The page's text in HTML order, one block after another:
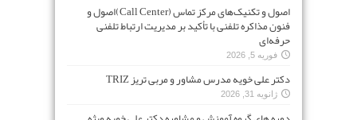
اصول و تکنیک‌های مرکز تماس (Call Center)اصول و
فنون مذاکره تلفنی با تأکید بر مدیریت ارتباط تلفنی
حرفه‌ای
فوریه 5, 2026
دکتر علی خویه مدرس مشاور و مربی تریز TRIZ
ژانویه 31, 2026